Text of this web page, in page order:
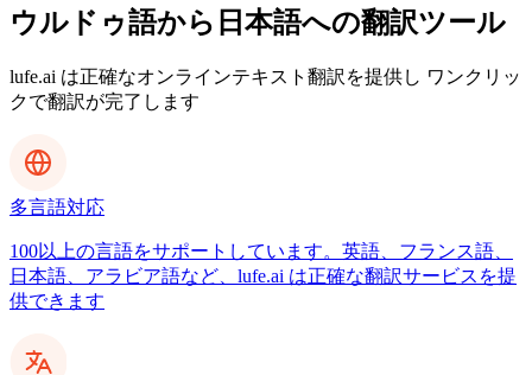
ウルドゥ語から日本語への翻訳ツール
lufe.ai は正確なオンラインテキスト翻訳を提供し ワンクリッ
クで翻訳が完了します
多言語対応
100以上の言語をサポートしています。英語、フランス語、
日本語、アラビア語など、lufe.ai は正確な翻訳サービスを提
供できます